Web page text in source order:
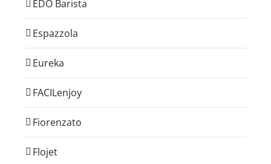
EDO Barista
Espazzola
Eureka
FACILenjoy
Fiorenzato
Flojet